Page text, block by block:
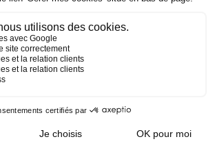
légales Espace Opérateur